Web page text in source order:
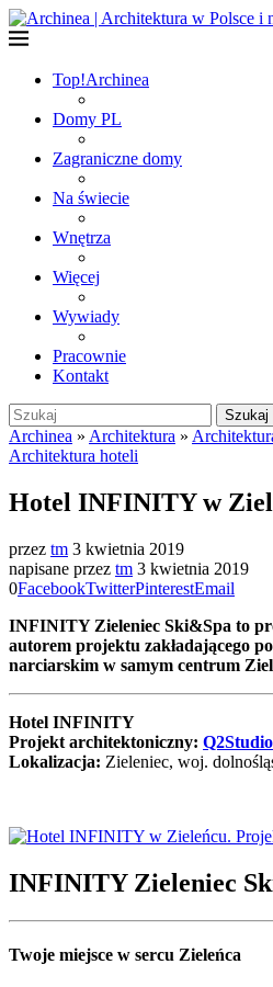
Top!Archinea
Domy PL
Zagraniczne domy
Na świecie
Wnętrza
Więcej
Wywiady
Pracownie
Kontakt
Szukaj
Archinea » Architektura »
Architektura hoteli
Hotel INFINITY w
przez tm 3 kwietnia 2019
napisane przez tm 3 kwietnia 2019
0FacebookTwitterPinterestEmail
INFINITY Zieleniec Ski&Spa to
autorem projektu zakładającego
narciarskim w samym centrum
Hotel INFINITY
Projekt architektoniczny: Q2Studio
Lokalizacja: Zieleniec, woj.
INFINITY Zieleniec
Twoje miejsce w sercu Zieleńca